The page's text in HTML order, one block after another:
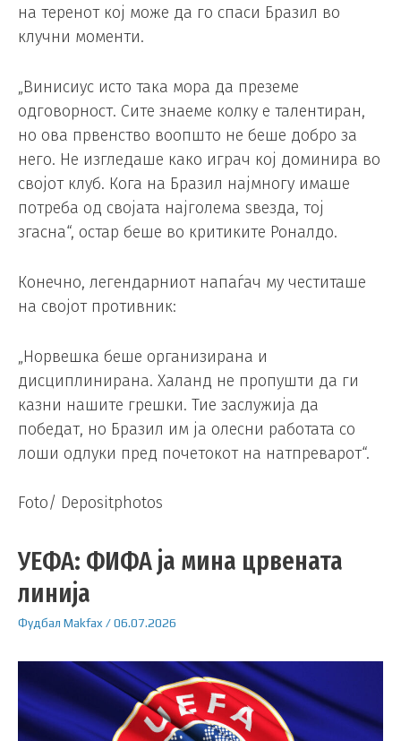
на теренот кој може да го спаси Бразил во
клучни моменти.
„Винисиус исто така мора да преземе
одговорност. Сите знаеме колку е талентиран,
но ова првенство воопшто не беше добро за
него. Не изгледаше како играч кој доминира во
својот клуб. Кога на Бразил најмногу имаше
потреба од својата најголема ѕвезда, тој
згасна“, остар беше во критиките Роналдо.
Конечно, легендарниот напаѓач му честиташе
на својот противник:
„Норвешка беше организирана и
дисциплинирана. Халанд не пропушти да ги
казни нашите грешки. Тие заслужија да
победат, но Бразил им ја олесни работата со
лоши одлуки пред почетокот на натпреварот“.
Foto/ Depositphotos
УЕФА: ФИФА ја мина црвената
линија
Фудбал Makfax/06.07.2026